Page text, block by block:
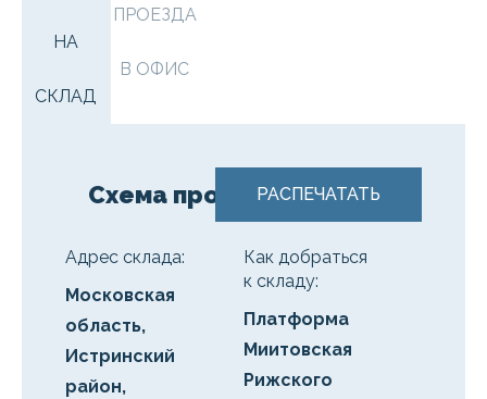
НА
СКЛАД
ПРОЕЗДА
В ОФИС
Схема проезда на склад
РАСПЕЧАТАТЬ
Адрес склада:
Московская
область,
Истринский
район,
Как добраться
к складу:
Платформа
Миитовская
Рижского